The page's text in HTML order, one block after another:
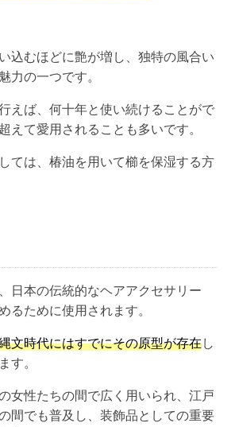
込むほどに艶が増し、独特の風合い
力の一つです。
えば、何十年と使い続けることがで
えて愛用されることも多いです。
ては、椿油を用いて櫛を保湿する方
日本の伝統的なヘアアクセサリー
るために使用されます。
文時代にはすでにその原型が存在し
す。
女性たちの間で広く用いられ、江戸
間でも普及し、装飾品としての重要